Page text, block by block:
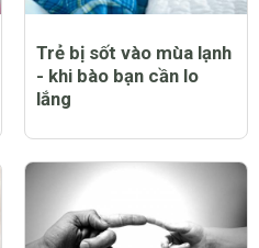
Trẻ bị sốt vào mùa lạnh
- khi bào bạn cần lo
lắng